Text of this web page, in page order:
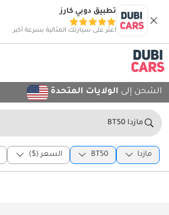
تطبيق دوبي كارز
اعثر على سيارتك المثالية بسرعة أكبر
الشحن إلى الولايات المتحدة
مازدا BT50
مازدا BT50 السعر ($)